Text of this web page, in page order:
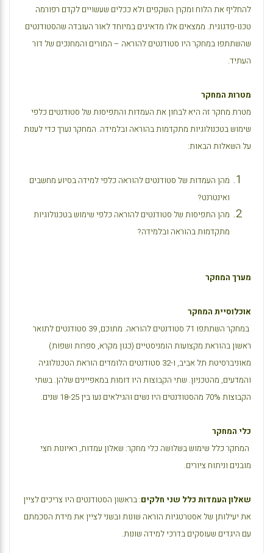
להחליף את הלוח ומקרן השקפים ולא ככלים שעשויים לקדם רפורמה
טכנו-פדגוגית. ממצאים אלו מדאיגים במיוחד לאור העובדה שהסטודנטים
שהשתתפו במחקר היו סטודנטים להוראה – המורים והמחנכים של דור
העתיד.
מטרות המחקר
מטרת מחקר זה היא לבחון את העמדות והתפיסות של סטודנטים כלפי
שימוש בטכנולוגיות מתקדמות בהוראה ובלמידה. המחקר נערך כדי לענות
על השאלות הבאות:
מהן העמדות של סטודנטים להוראה כלפי למידה בסיוע מחשבים
ואינטרנט?
מהן התפיסות של סטודנטים להוראה כלפי שימוש בטכנולוגיות
מתקדמות בהוראה ובלמידה?
מערך המחקר
אוכלוסיית המחקר
במחקר השתתפו 71 סטודנטים להוראה. מתוכם, 39 סטודנטים לתואר
ראשון בהוראת מקצועות הומניסטיים (כגון מקרא, ספרות ושפות)
מאוניברסיטת תל אביב, ו-32 סטודנטים הלומדים הוראת הטכנולוגיה
והמדעים, מהטכניון. שתי הקבוצות היו דומות במאפיינים שלהן. בשתי
הקבוצות 70% מהסטודנטים היו נשים והגילאים נעו בין 18-25 שנים.
כלי המחקר
המחקר כלל שימוש בשלושה כלי מחקר: שאלון עמדות, ראיונות חצי
מובנים וניתוח ציורים.
שאלון העמדות כלל שני חלקים: בראשון הסטודנטים היו צריכים לציין
את יעילותן של אסטרטגיות הוראה שונות ובשני לציין את מידת הסכמתם
עם היגדים שעוסקים בדרכי למידה שונות.